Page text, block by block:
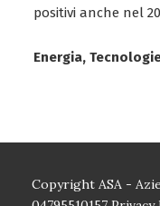
positivi anche nel
Energia,
Copyright ASA -